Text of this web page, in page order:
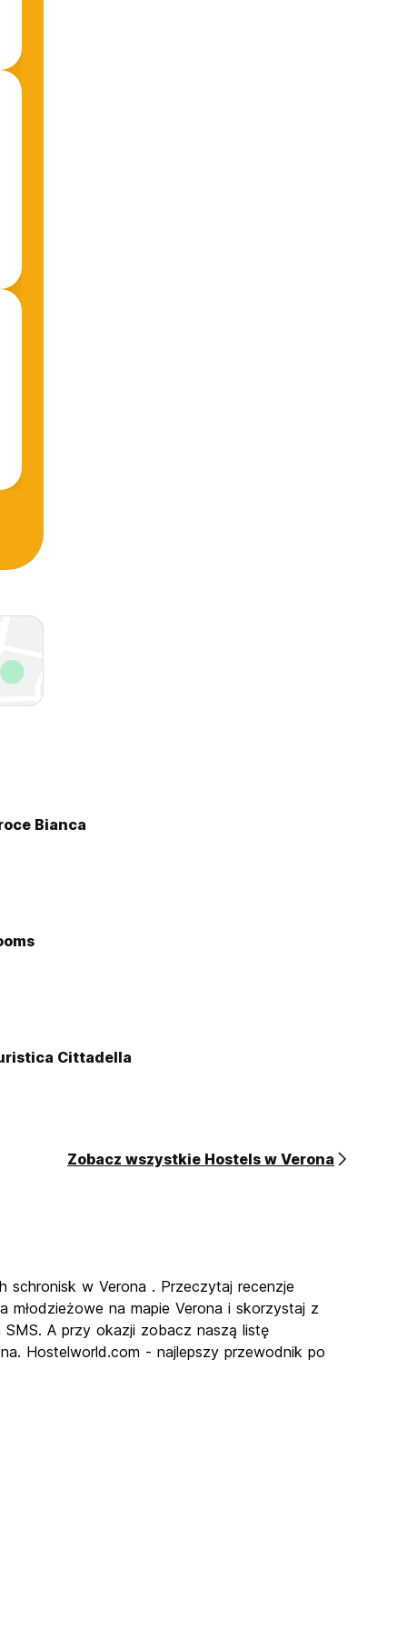
Bianca
Cittadella
Zobacz wszystkie Hostels w Verona
schronisk w Verona . Przeczytaj recenzje
na mapie Verona i skorzystaj z
A przy okazji zobacz naszą listę
Hostelworld.com - najlepszy przewodnik po